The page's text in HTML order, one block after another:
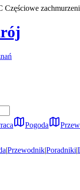
Częściowe
Pogoda
|Przewodnik|Poradniki|